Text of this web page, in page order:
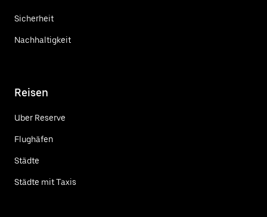
Sicherheit
Nachhaltigkeit
Reisen
Uber Reserve
Flughäfen
Städte
Städte mit Taxis